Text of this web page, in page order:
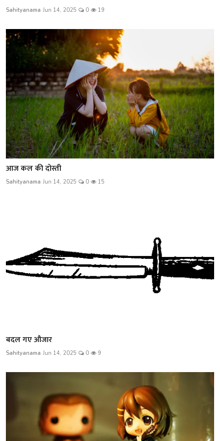
Sahityanama Jun 14, 2025 0 19
आज कल की दोस्ती
Sahityanama Jun 14, 2025 0 15
बदल गए औजार
Sahityanama Jun 14, 2025 0 9